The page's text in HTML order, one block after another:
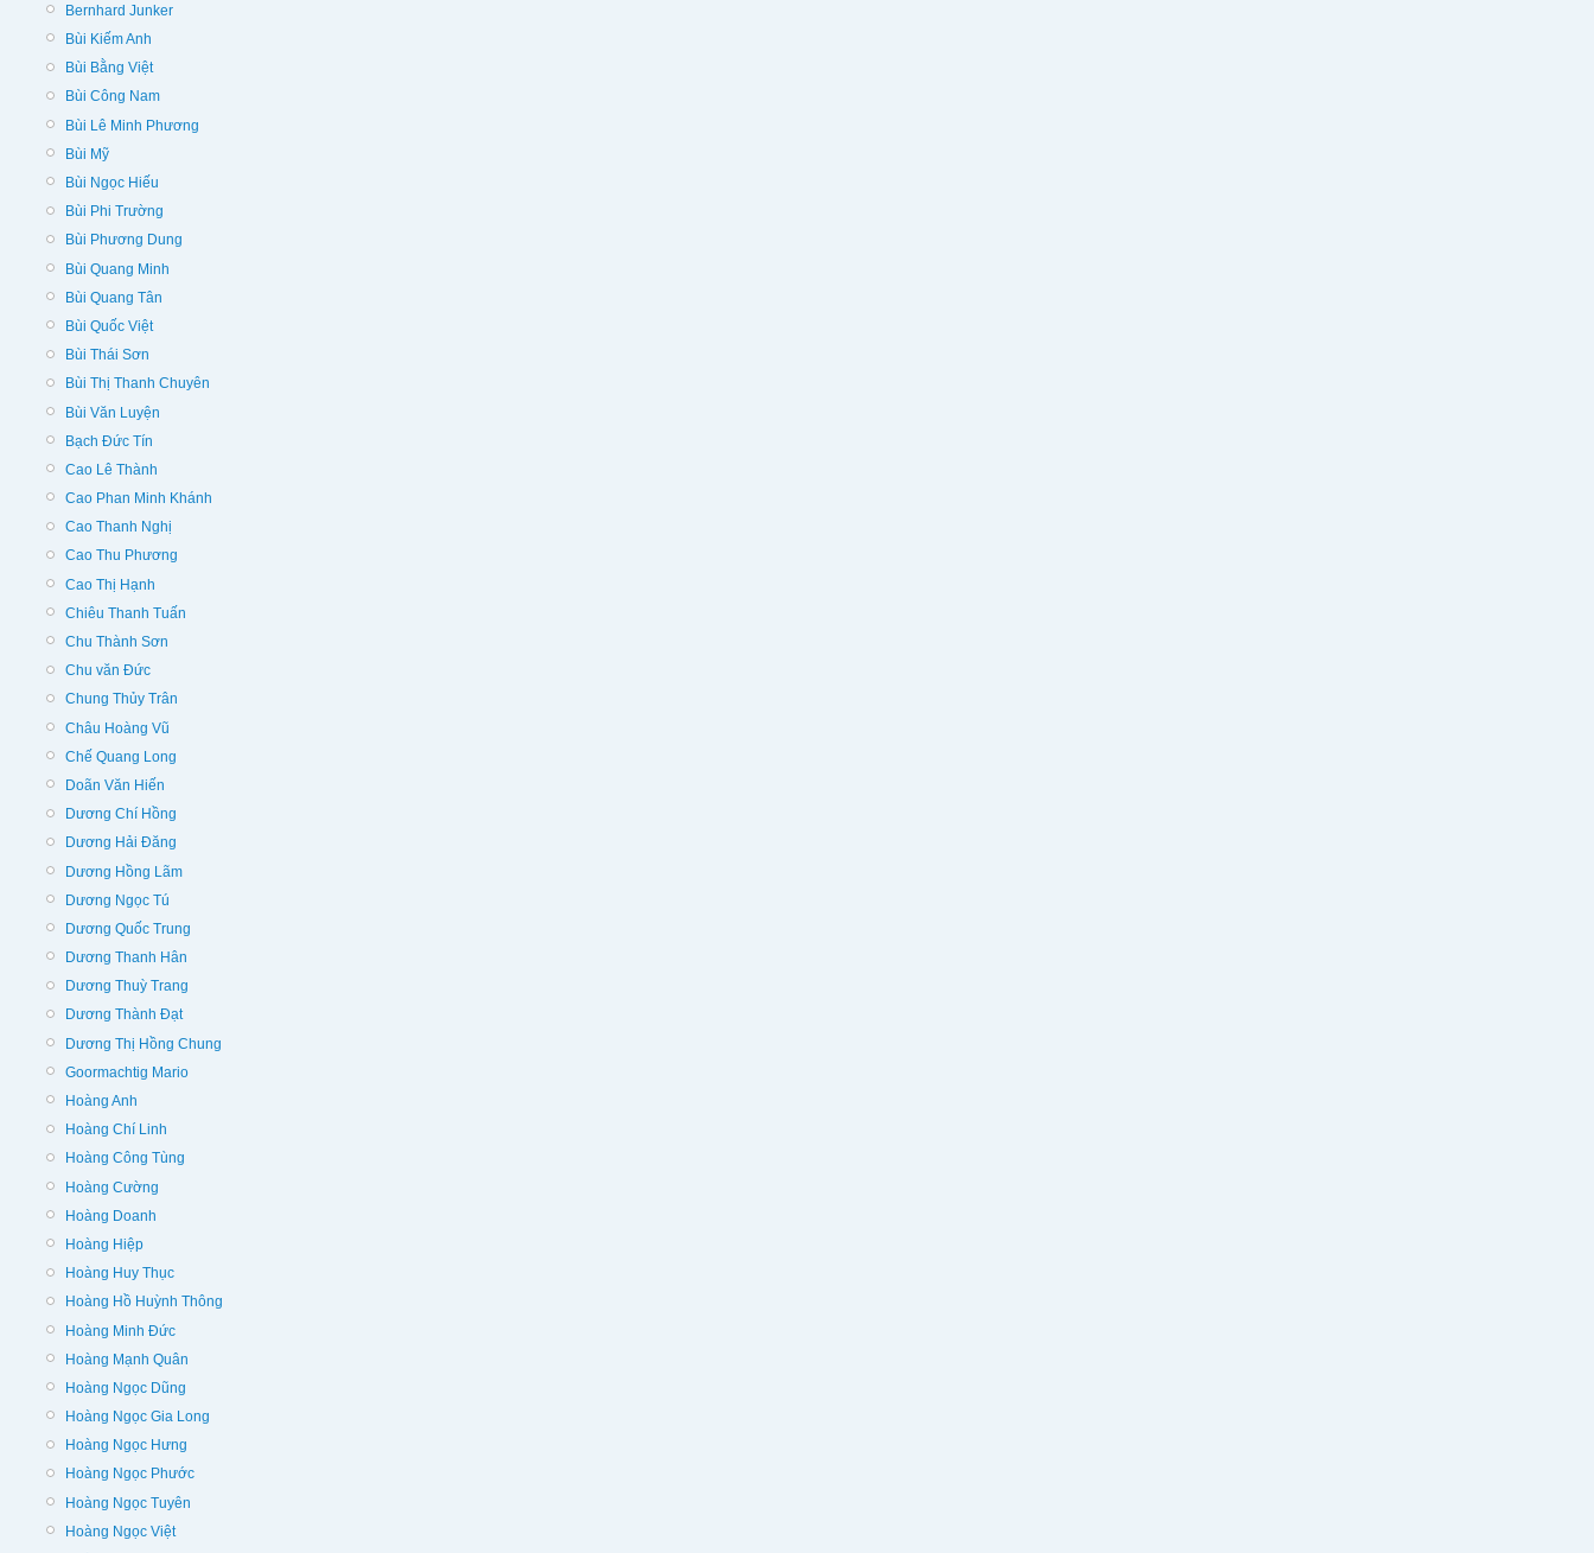
Bernhard Junker
Bùi Kiếm Anh
Bùi Bằng Việt
Bùi Công Nam
Bùi Lê Minh Phương
Bùi Mỹ
Bùi Ngọc Hiếu
Bùi Phi Trường
Bùi Phương Dung
Bùi Quang Minh
Bùi Quang Tân
Bùi Quốc Việt
Bùi Thái Sơn
Bùi Thị Thanh Chuyên
Bùi Văn Luyện
Bạch Đức Tín
Cao Lê Thành
Cao Phan Minh Khánh
Cao Thanh Nghị
Cao Thu Phương
Cao Thị Hạnh
Chiêu Thanh Tuấn
Chu Thành Sơn
Chu văn Đức
Chung Thủy Trân
Châu Hoàng Vũ
Chế Quang Long
Doãn Văn Hiến
Dương Chí Hồng
Dương Hải Đăng
Dương Hồng Lãm
Dương Ngọc Tú
Dương Quốc Trung
Dương Thanh Hân
Dương Thuỳ Trang
Dương Thành Đạt
Dương Thị Hồng Chung
Goormachtig Mario
Hoàng Anh
Hoàng Chí Linh
Hoàng Công Tùng
Hoàng Cường
Hoàng Doanh
Hoàng Hiệp
Hoàng Huy Thục
Hoàng Hồ Huỳnh Thông
Hoàng Minh Đức
Hoàng Mạnh Quân
Hoàng Ngọc Dũng
Hoàng Ngọc Gia Long
Hoàng Ngọc Hưng
Hoàng Ngọc Phước
Hoàng Ngọc Tuyên
Hoàng Ngọc Việt